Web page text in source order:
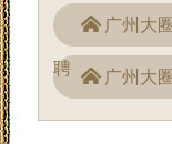
广州大
聘 广州大